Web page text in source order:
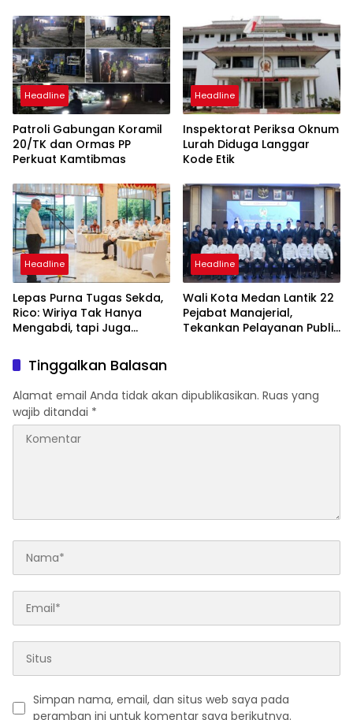
Berbasis Digitalisasi dan
Inovasi
Warga
Headline
Patroli Gabungan Koramil
20/TK dan Ormas PP
Perkuat Kamtibmas
Headline
Inspektorat Periksa Oknum
Lurah Diduga Langgar
Kode Etik
Headline
Lepas Purna Tugas Sekda,
Rico: Wiriya Tak Hanya
Mengabdi, tapi Juga
Pemimpin
Headline
Wali Kota Medan Lantik 22
Pejabat Manajerial,
Tekankan Pelayanan Publik
Tinggalkan Balasan
Alamat email Anda tidak akan dipublikasikan. Ruas yang
wajib ditandai *
Simpan nama, email, dan situs web saya pada
peramban ini untuk komentar saya berikutnya.